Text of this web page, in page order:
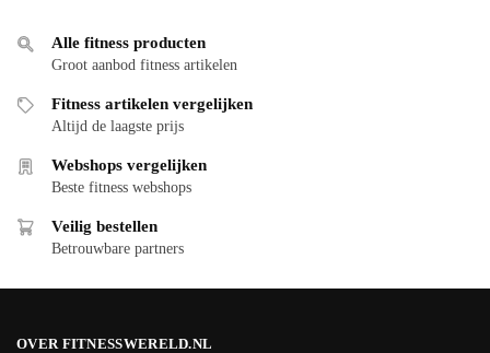
Alle fitness producten
Groot aanbod fitness artikelen
Fitness artikelen vergelijken
Altijd de laagste prijs
Webshops vergelijken
Beste fitness webshops
Veilig bestellen
Betrouwbare partners
OVER FITNESSWERELD.NL